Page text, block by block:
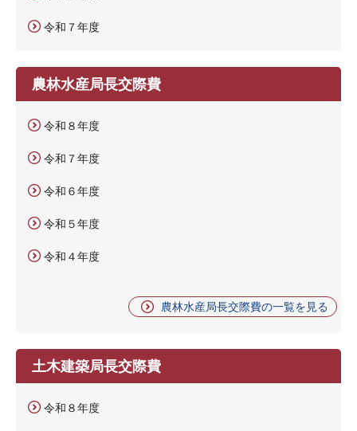
令和７年度
農林水産局長交際費
令和８年度
令和７年度
令和６年度
令和５年度
令和４年度
農林水産局長交際費の一覧を見る
土木建築局長交際費
令和８年度